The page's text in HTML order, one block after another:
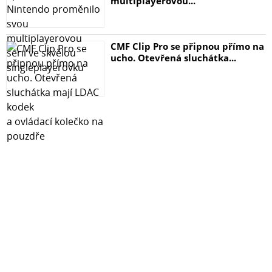
- Ideálně průsvitné
- Bez negativního vlivu na citlivost displeje
- Originální balení
V sadě: 1 x sklo Spigen Glas.TR Slim 1 x instalační sada
CMF Clip Pro se připnou přímo na
ucho. Otevřená sluchátka...